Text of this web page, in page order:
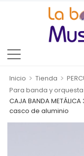
Inicio > Tienda >
Para banda y orquesta
CAJA BANDA
casco de aluminio